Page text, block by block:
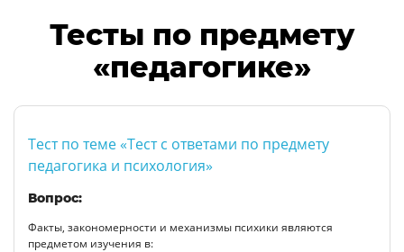
Тесты по предмету
«педагогике»
Тест по теме «Тест с ответами по предмету
педагогика и психология»
Вопрос:
Факты, закономерности и механизмы психики являются
предметом изучения в: